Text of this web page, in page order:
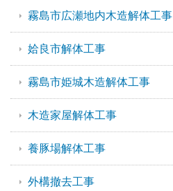
霧島市広瀬地内木造解体工事
姶良市解体工事
霧島市姫城木造解体工事
木造家屋解体工事
養豚場解体工事
外構撤去工事